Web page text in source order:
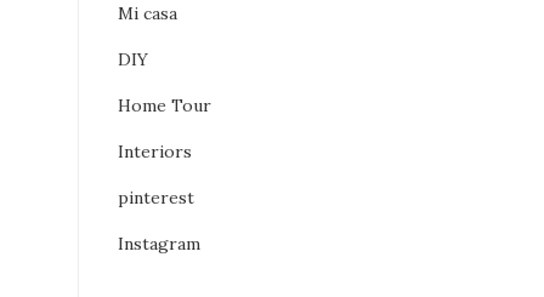
Mi casa
DIY
Home Tour
Interiors
pinterest
Instagram